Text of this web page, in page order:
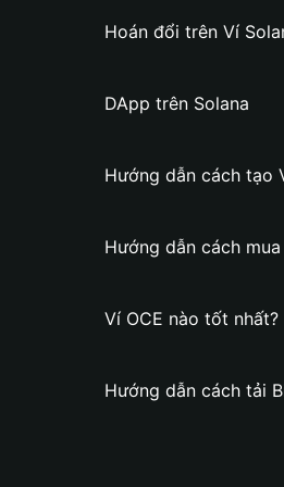
Hoán đổi trên Ví
DApp trên Solana
Hướng dẫn cách tạo
Hướng dẫn cách
Ví OCE nào tốt nhất?
Hướng dẫn cách tải